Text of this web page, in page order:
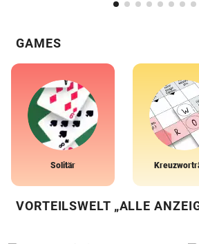
GAMES
Solitär
VORTEILSWELT „ALLE